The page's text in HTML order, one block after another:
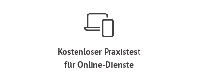
Kostenloser Praxistest
für Online-Dienste